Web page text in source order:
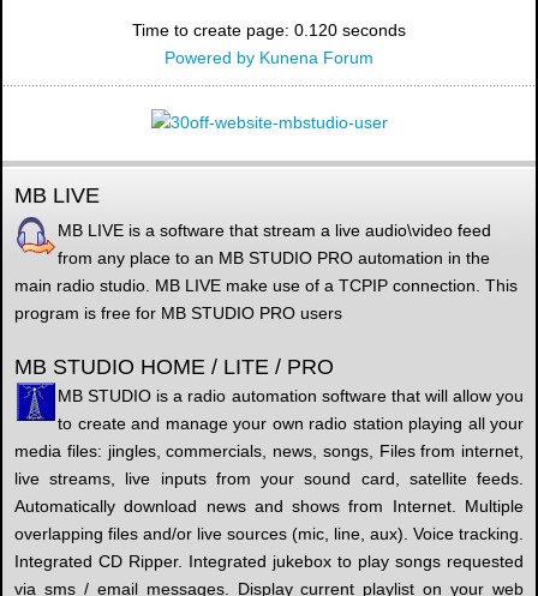
Time to create page: 0.120 seconds
Powered by Kunena Forum
MB LIVE
MB LIVE is a software that stream a live audio\video feed
from any place to an MB STUDIO PRO automation in the
main radio studio. MB LIVE make use of a TCPIP connection. This
program is free for MB STUDIO PRO users
MB STUDIO HOME / LITE / PRO
MB STUDIO is a radio automation software that will allow you
to create and manage your own radio station playing all your
media files: jingles, commercials, news, songs, Files from internet,
live streams, live inputs from your sound card, satellite feeds.
Automatically download news and shows from Internet. Multiple
overlapping files and/or live sources (mic, line, aux). Voice tracking.
Integrated CD Ripper. Integrated jukebox to play songs requested
via sms / email messages. Display current playlist on your web